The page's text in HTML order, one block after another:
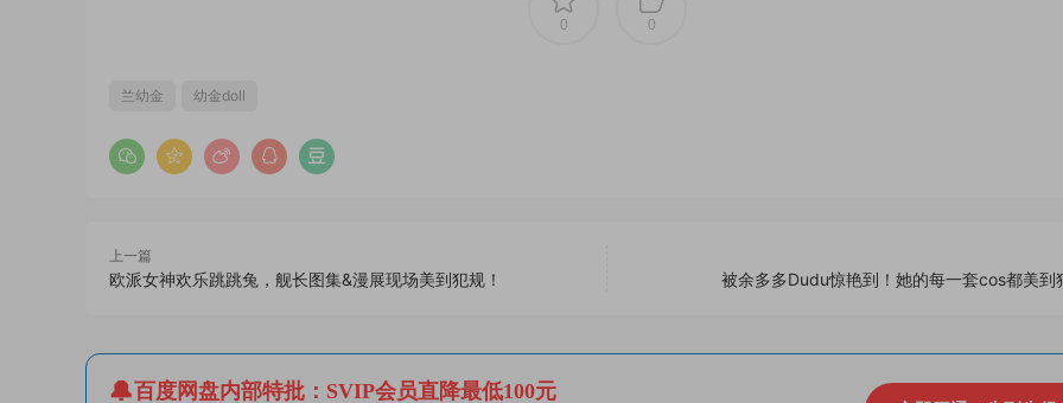
0 0
兰幼金 幼金doll
上一篇
欧派女神欢乐跳跳兔，舰长图集&漫展现场美到犯规！ 被余多多Dudu惊艳到！她的每一套cos都美到
百度网盘内部特批：SVIP会员直降最低100元